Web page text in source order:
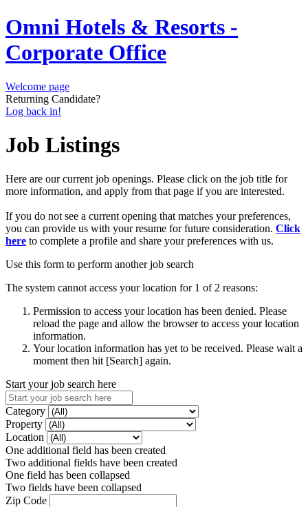
Omni Hotels & Resorts -
Corporate Office
Welcome page
Returning Candidate?
Log back in!
Job Listings
Here are our current job openings. Please click on the job title for
more information, and apply from that page if you are interested.
If you do not see a current opening that matches your preferences,
you can provide us with your resume for future consideration. Click
here to complete a profile and share your preferences with us.
Use this form to perform another job search
The system cannot access your location for 1 of 2 reasons:
Permission to access your location has been denied. Please
reload the page and allow the browser to access your location
information.
Your location information has yet to be received. Please wait a
moment then hit [Search] again.
Start your job search here
Category
Property
Location
One additional field has been created
Two additional fields have been created
One field has been collapsed
Two fields have been collapsed
Zip Code